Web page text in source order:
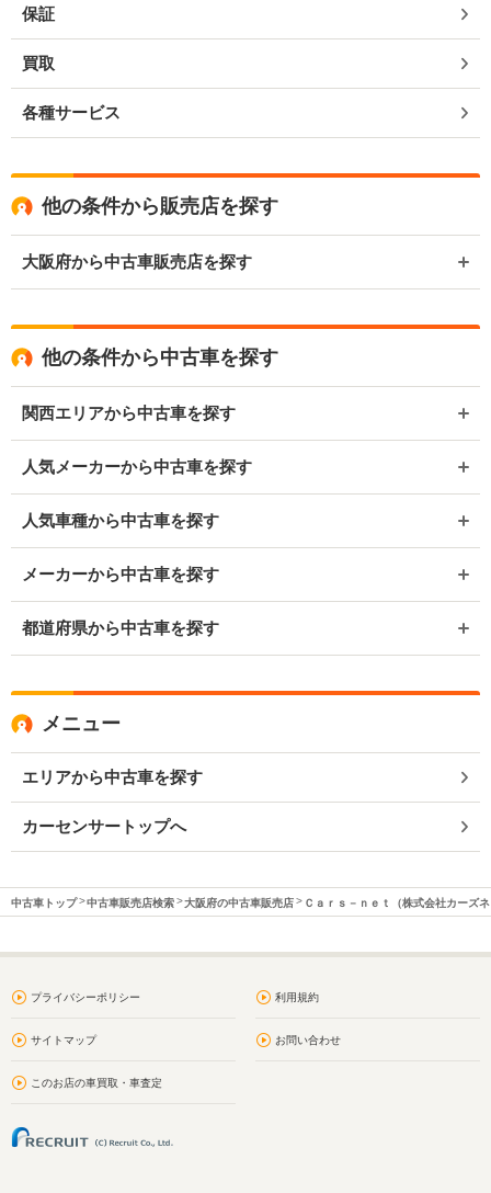
保証
買取
各種サービス
他の条件から販売店を探す
大阪府から中古車販売店を探す
他の条件から中古車を探す
関西エリアから中古車を探す
人気メーカーから中古車を探す
人気車種から中古車を探す
メーカーから中古車を探す
都道府県から中古車を探す
メニュー
エリアから中古車を探す
カーセンサートップへ
中古車トップ 中古車販売店検索 大阪府の中古車販売店 Ｃａｒｓ－ｎｅｔ（株式会社カーズ
プライバシーポリシー 利用規約
サイトマップ お問い合わせ
このお店の車買取・車査定